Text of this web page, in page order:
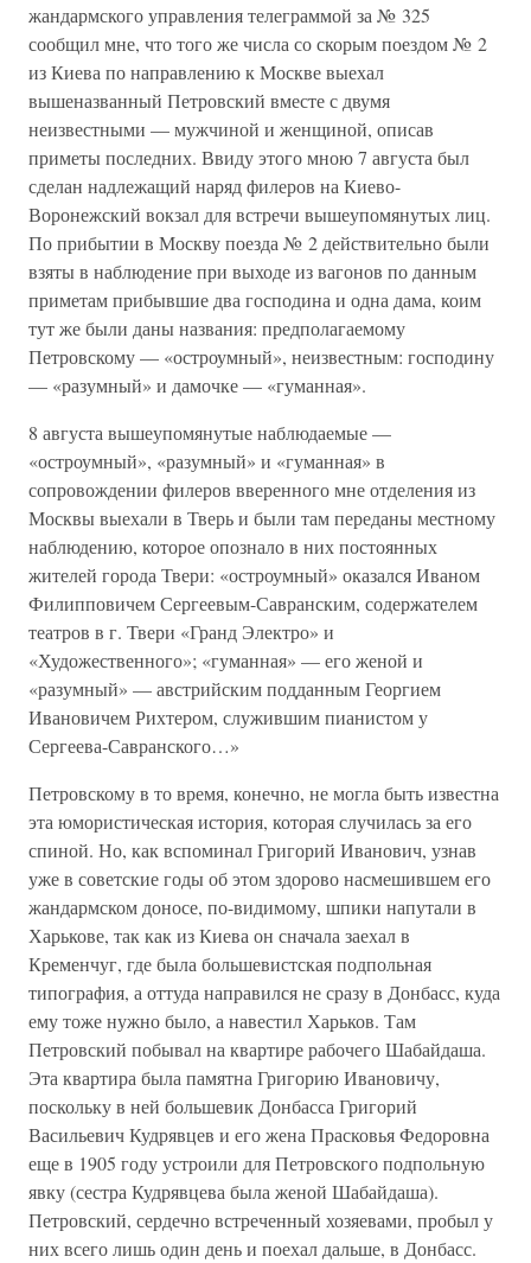
жандармского управления телеграммой за № 325
сообщил мне, что того же числа со скорым поездом № 2
из Киева по направлению к Москве выехал
вышеназванный Петровский вместе с двумя
неизвестными — мужчиной и женщиной, описав
приметы последних. Ввиду этого мною 7 августа был
сделан надлежащий наряд филеров на Киево-
Воронежский вокзал для встречи вышеупомянутых лиц.
По прибытии в Москву поезда № 2 действительно были
взяты в наблюдение при выходе из вагонов по данным
приметам прибывшие два господина и одна дама, коим
тут же были даны названия: предполагаемому
Петровскому — «остроумный», неизвестным: господину
— «разумный» и дамочке — «гуманная».
8 августа вышеупомянутые наблюдаемые —
«остроумный», «разумный» и «гуманная» в
сопровождении филеров вверенного мне отделения из
Москвы выехали в Тверь и были там переданы местному
наблюдению, которое опознало в них постоянных
жителей города Твери: «остроумный» оказался Иваном
Филипповичем Сергеевым-Савранским, содержателем
театров в г. Твери «Гранд Электро» и
«Художественного»; «гуманная» — его женой и
«разумный» — австрийским подданным Георгием
Ивановичем Рихтером, служившим пианистом у
Сергеева-Савранского…»
Петровскому в то время, конечно, не могла быть известна
эта юмористическая история, которая случилась за его
спиной. Но, как вспоминал Григорий Иванович, узнав
уже в советские годы об этом здорово насмешившем его
жандармском доносе, по-видимому, шпики напутали в
Харькове, так как из Киева он сначала заехал в
Кременчуг, где была большевистская подпольная
типография, а оттуда направился не сразу в Донбасс, куда
ему тоже нужно было, а навестил Харьков. Там
Петровский побывал на квартире рабочего Шабайдаша.
Эта квартира была памятна Григорию Ивановичу,
поскольку в ней большевик Донбасса Григорий
Васильевич Кудрявцев и его жена Прасковья Федоровна
еще в 1905 году устроили для Петровского подпольную
явку (сестра Кудрявцева была женой Шабайдаша).
Петровский, сердечно встреченный хозяевами, пробыл у
них всего лишь один день и поехал дальше, в Донбасс.